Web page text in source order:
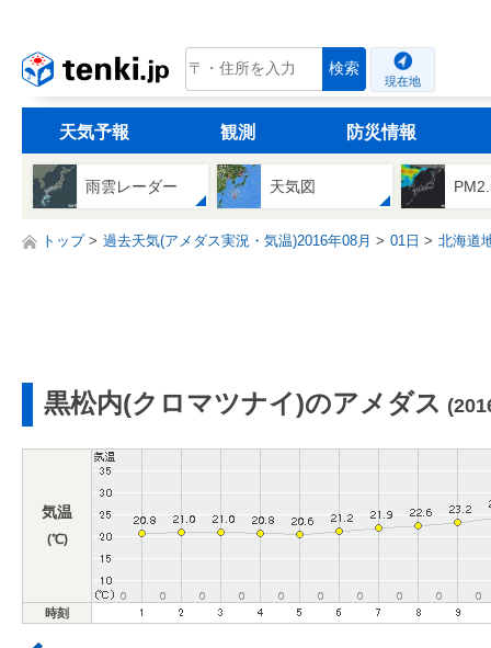
tenki.jp 検索
現在地
天気予報 観測 防災情報
雨雲レーダー 天気図
トップ 過去天気(アメダス実況・気温)2016年08月 01日 北海道
黒松内(クロマツナイ)のアメダス
気温
(℃)
時刻